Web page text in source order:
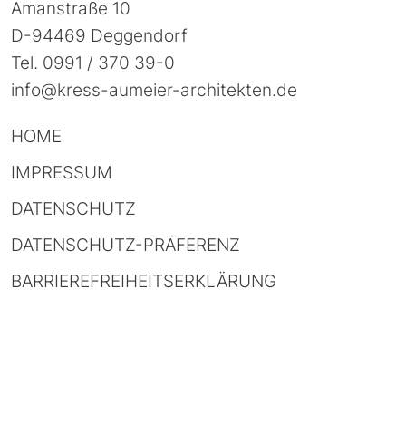
Amanstraße 10
D-94469 Deggendorf
Tel. 0991 / 370 39-0
info@kress-aumeier-architekten.de
HOME
IMPRESSUM
DATENSCHUTZ
DATENSCHUTZ-PRÄFERENZ
BARRIEREFREIHEITSERKLÄRUNG